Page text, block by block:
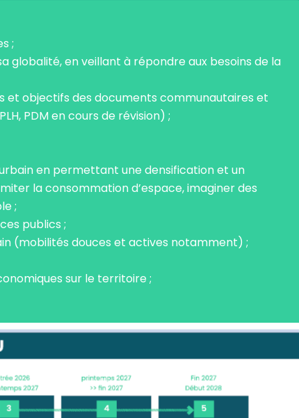
;
globalité, en veillant à répondre aux besoins de la
et objectifs des documents communautaires et
PDM en cours de révision) ;
en permettant une densification et un
la consommation d’espace, imaginer des
;
publics ;
(mobilités douces et actives notamment) ;
sur le territoire ;